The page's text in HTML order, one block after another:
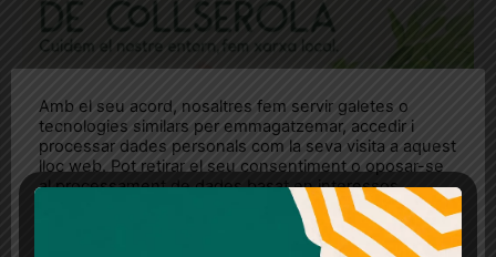
Amb el seu acord, nosaltres fem servir galetes o
tecnologies similars per emmagatzemar, accedir i
processar dades personals com la seva visita a aquest
lloc web. Pot retirar el seu consentiment o oposar-se
al processament de dades basat en interessos
legítims en qualsevol moment fent clic a "Ajustos de
cookies" o a la nostra Política de privacitat en aquest
lloc web. Si cliques "acceptar" dones el teu